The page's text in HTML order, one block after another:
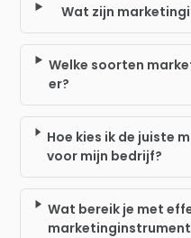
Wat zijn
Welke soorten
er?
Hoe kies ik de juiste
voor mijn bedrijf?
Wat bereik je met